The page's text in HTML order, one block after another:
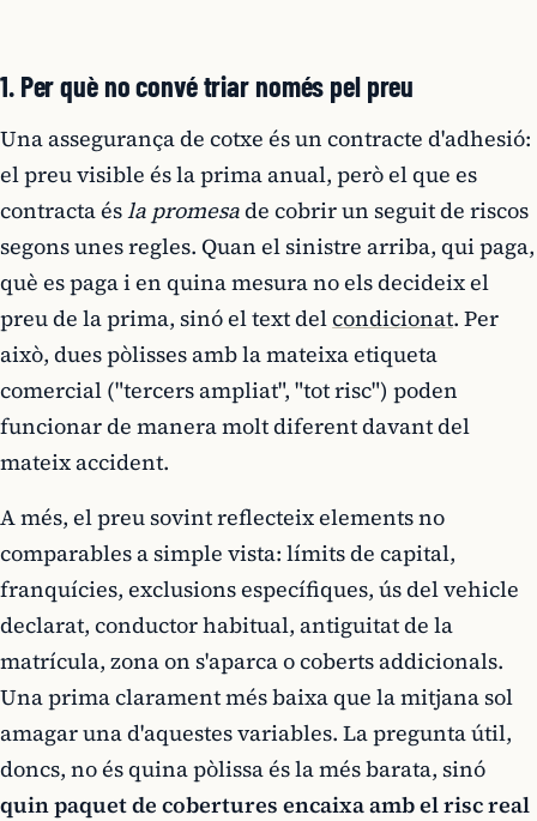
1. Per què no convé triar només pel preu
Una assegurança de cotxe és un contracte d'adhesió:
el preu visible és la prima anual, però el que es
contracta ésla promesade cobrir un seguit de riscos
segons unes regles. Quan el sinistre arriba, qui paga,
què es paga i en quina mesura no els decideix el
preu de la prima, sinó el text delcondicionat. Per
això, dues pòlisses amb la mateixa etiqueta
comercial ("tercers ampliat", "tot risc") poden
funcionar de manera molt diferent davant del
mateix accident.
A més, el preu sovint reflecteix elements no
comparables a simple vista: límits de capital,
franquícies, exclusions específiques, ús del vehicle
declarat, conductor habitual, antiguitat de la
matrícula, zona on s'aparca o coberts addicionals.
Una prima clarament més baixa que la mitjana sol
amagar una d'aquestes variables. La pregunta útil,
doncs, no és quina pòlissa és la més barata, sinó
quin paquet de cobertures encaixa amb el risc real